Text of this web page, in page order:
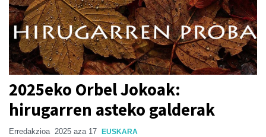
2025eko Orbel Jokoak:
hirugarren asteko galderak
Erredakzioa 2025 aza 17 EUSKARA